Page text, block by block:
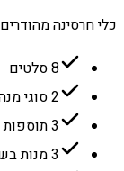
כלי חרסינה מהודרים
8 סלטים
2 סוגי מנה ראשונה
3 תוספות חמות
3 מנות בשר